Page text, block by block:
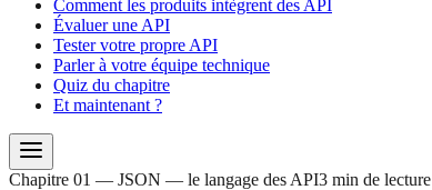
Comment les produits intègrent des API
Évaluer une API
Tester votre propre API
Parler à votre équipe technique
Quiz du chapitre
Et maintenant ?
Chapitre 01 — JSON — le langage des API3 min de lecture